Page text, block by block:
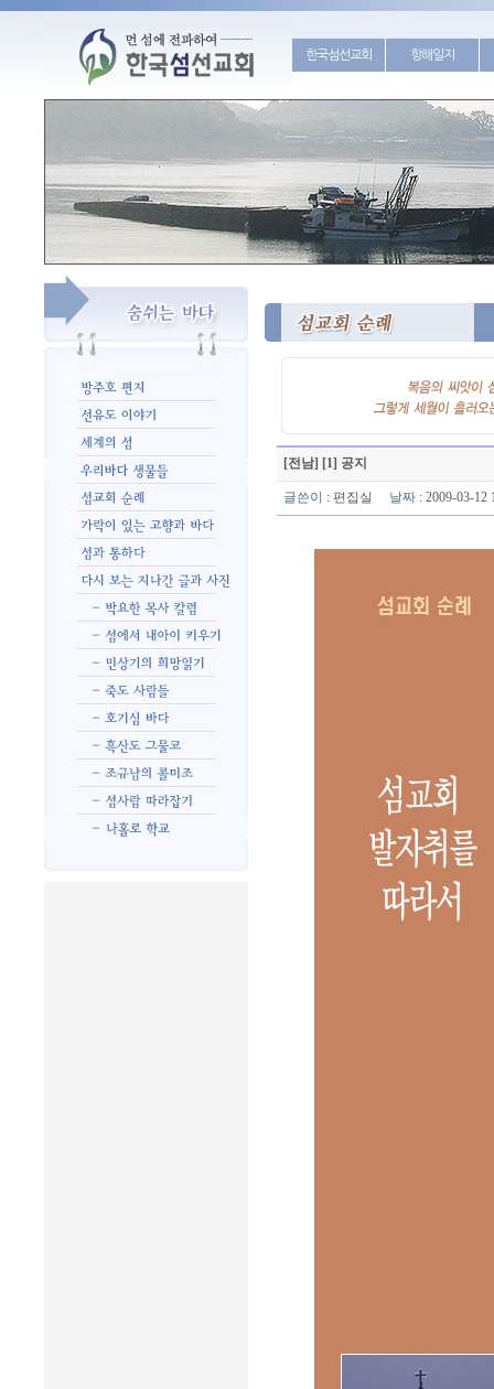
한국섬선교회 항해일지
[전남] [1] 공지
글쓴이 : 편집실 날짜: 2009-03-